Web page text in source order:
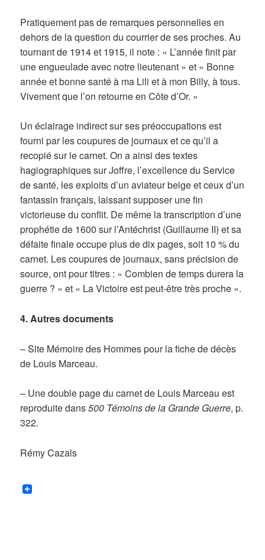
Pratiquement pas de remarques personnelles en
dehors de la question du courrier de ses proches. Au
tournant de 1914 et 1915, il note : « L’année finit par
une engueulade avec notre lieutenant » et « Bonne
année et bonne santé à ma Lili et à mon Billy, à tous.
Vivement que l’on retourne en Côte d’Or. »
Un éclairage indirect sur ses préoccupations est
fourni par les coupures de journaux et ce qu’il a
recopié sur le carnet. On a ainsi des textes
hagiographiques sur Joffre, l’excellence du Service
de santé, les exploits d’un aviateur belge et ceux d’un
fantassin français, laissant supposer une fin
victorieuse du conflit. De même la transcription d’une
prophétie de 1600 sur l’Antéchrist (Guillaume II) et sa
défaite finale occupe plus de dix pages, soit 10 % du
carnet. Les coupures de journaux, sans précision de
source, ont pour titres : « Combien de temps durera la
guerre ? » et « La Victoire est peut-être très proche ».
4. Autres documents
– Site Mémoire des Hommes pour la fiche de décès
de Louis Marceau.
– Une double page du carnet de Louis Marceau est
reproduite dans500 Témoins de la Grande Guerre, p.
322.
Rémy Cazals